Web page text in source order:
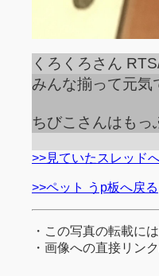
くろくろさん
みんな揃って元気
ちびこさんはもっ
>>見ていたスレッド
>>ペット うp板へ戻る
・この写真の転載に
・画像への直接リン